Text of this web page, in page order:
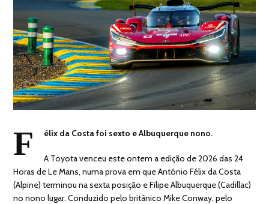
F élix da Costa foi sexto e Albuquerque nono.
A Toyota venceu este ontem a edição de 2026 das 24
Horas de Le Mans, numa prova em que António Félix da Costa
(Alpine) terminou na sexta posição e Filipe Albuquerque (Cadillac)
no nono lugar. Conduzido pelo britânico Mike Conway, pelo